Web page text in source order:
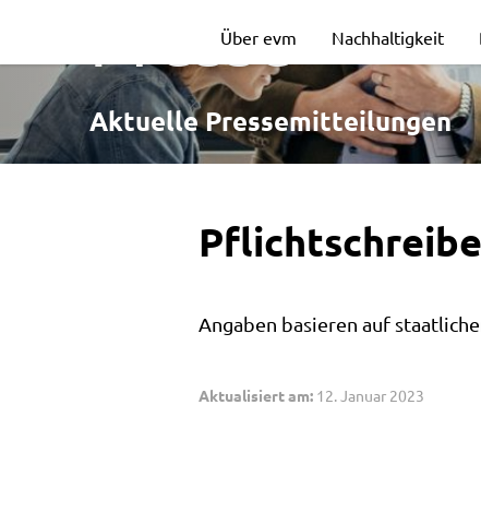
zum
Gasverbrauch
Verwirrung
Über evm Nachhaltigkeit
Presse
Aktuelle Pressemitteilungen
Angaben basieren auf
Aktualisiert am: 12. Januar 2023